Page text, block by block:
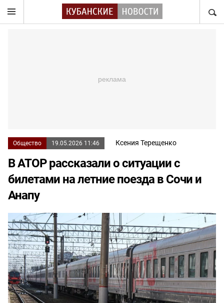
Общество 19.05.2026 11:46 Ксения Терещенко
В АТОР рассказали о ситуации с
билетами на летние поезда в Сочи и
Анапу